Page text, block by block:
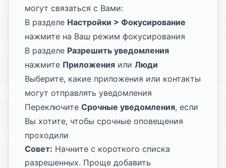
могут связаться с Вами:
В разделе Настройки > Фокусирование
нажмите на Ваш режим фокусирования
В разделе Разрешить уведомления
нажмите Приложения или Люди
Выберите, какие приложения или контакты
могут отправлять уведомления
Переключите Срочные уведомления, если
Вы хотите, чтобы срочные оповещения
проходили
Совет: Начните с короткого списка
разрешенных. Проще добавить